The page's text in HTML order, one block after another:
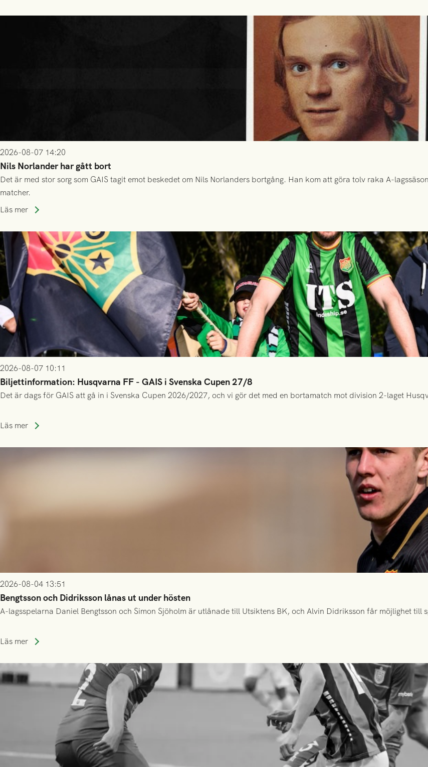
2026-08-07 14:20
Nils Norlander har gått bort
Det är med stor sorg som GAIS tagit emot beskedet om Nils Norlanders bortgång. Han kom att göra tolv raka A-
matcher.
Läs mer
2026-08-07 10:11
Biljettinformation: Husqvarna FF - GAIS i Svenska Cupen 27/8
Det är dags för GAIS att gå in i Svenska Cupen 2026/2027, och vi gör det med en bortamatch mot division 2-laget
Läs mer
2026-08-04 13:51
Bengtsson och Didriksson lånas ut under hösten
A-lagsspelarna Daniel Bengtsson och Simon Sjöholm är utlånade till Utsiktens BK, och Alvin Didriksson får möjlighet till
Läs mer